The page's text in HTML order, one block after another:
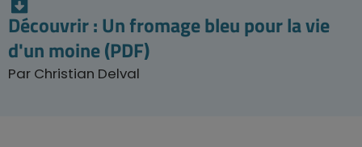
Découvrir : Un fromage bleu pour la vie
d'un moine (PDF)
Par Christian Delval